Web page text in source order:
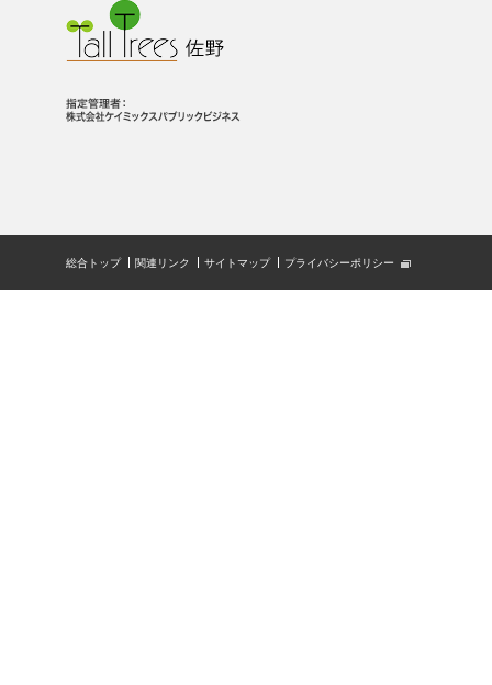
総合トップ 関連リンク サイトマップ プライバシーポリシー